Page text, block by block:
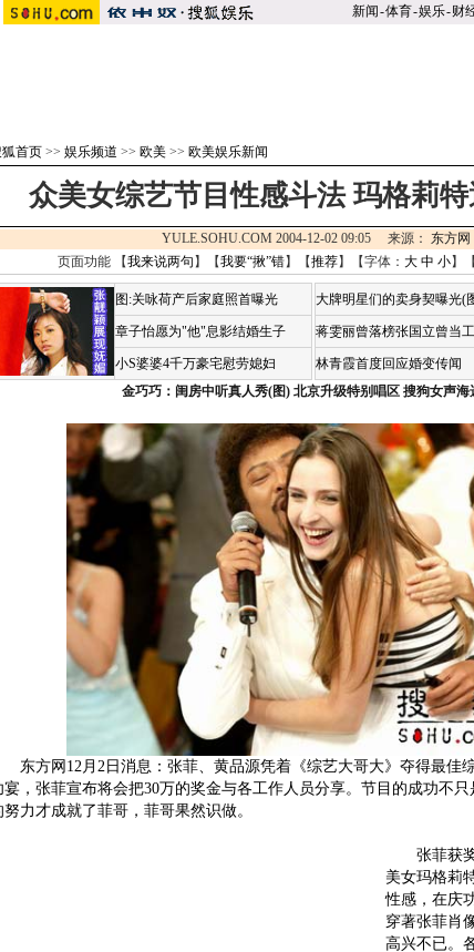
新闻-体育-娱乐-财
首页 >> 娱乐频道 >> 欧美 >> 欧美娱乐新闻
众美女综艺节目性感斗法 玛格莉
YULE.SOHU.COM 2004-12-02 09:05 来源： 东方网
页面功能 【我来说两句 】【我要“揪”错】【推荐】【字体： 大 中 小】【
图:关咏荷产后家庭照首曝光
章子怡愿为"他"息影结婚生子
小S婆婆4千万豪宅慰劳媳妇
大牌明星们的卖身契曝光(
蒋雯丽曾落榜张国立曾当
林青霞首度回应婚变传闻
金巧巧：闺房中听真人秀(图) 北京升级特别唱区 搜狗女声海
方网12月2日消息：张菲、黄品源凭着《综艺大哥大》夺得最佳
宴，张菲宣布将会把30万的奖金与各工作人员分享。节目的成功不
努力才成就了菲哥，菲哥果然识做。
张菲获奖
美女玛格莉
性感，在庆
穿著张菲肖
高兴不已。